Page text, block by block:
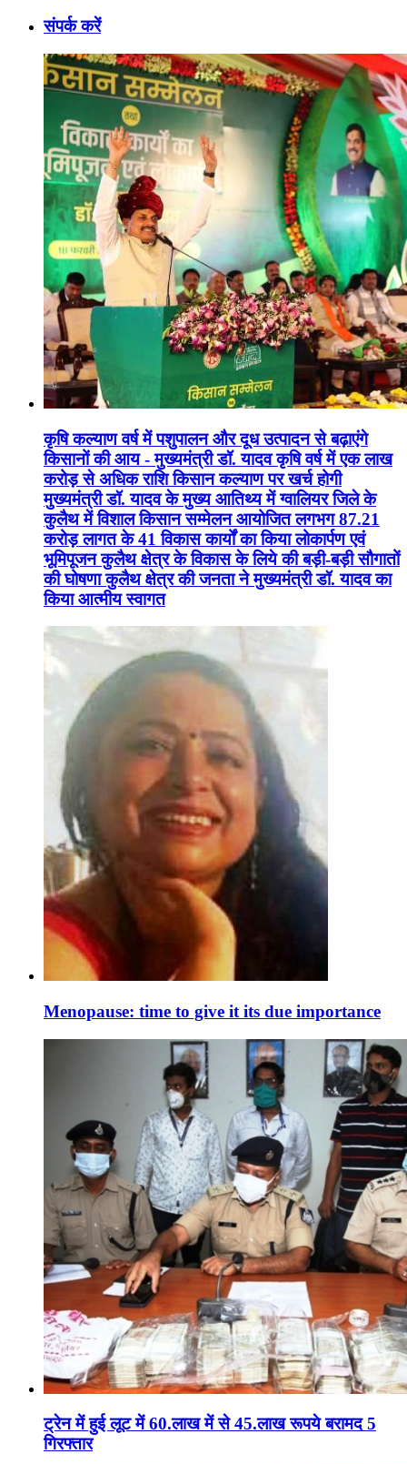
संपर्क करें
कृषि कल्याण वर्ष में पशुपालन और दूध उत्पादन से बढ़ाएंगे
किसानों की आय - मुख्यमंत्री डॉ. यादव कृषि वर्ष में एक लाख
करोड़ से अधिक राशि किसान कल्याण पर खर्च होगी
मुख्यमंत्री डॉ. यादव के मुख्य आतिथ्य में ग्वालियर जिले के
कुलैथ में विशाल किसान सम्मेलन आयोजित लगभग 87.21
करोड़ लागत के 41 विकास कार्यों का किया लोकार्पण एवं
भूमिपूजन कुलैथ क्षेत्र के विकास के लिये की बड़ी-बड़ी सौगातों
की घोषणा कुलैथ क्षेत्र की जनता ने मुख्यमंत्री डॉ. यादव का
किया आत्मीय स्वागत
Menopause: time to give it its due importance
ट्रेन में हुई लूट में 60.लाख में से 45.लाख रूपये बरामद 5
गिरफ्तार